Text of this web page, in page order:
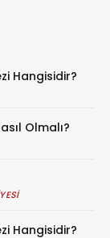
Hangisidir?
Olmalı?
Hangisidir?